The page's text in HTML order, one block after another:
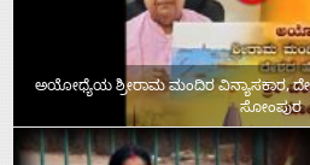
ಅಯೋಧ್ಯೆಯ ಶ್ರೀರಾಮ ಮಂದಿರ ವಿನ್ಯಾಸಕಾರ,
ಸೋಂಪುರ